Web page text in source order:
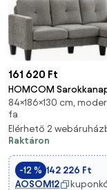
161 620 Ft
HOMCOM
Kanapé Poliészter
Kárpitozással
Fotelrésszel és 3
Nappaliba 180 kg
Terhelhetőséggel
cm B
84×186×130 cm,
fa
Elérhető 2
Raktáron
-12 % 142 226 Ft
AOSOM12